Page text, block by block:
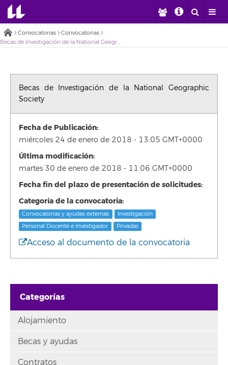
Convocatorias
Convocatorias
Becas de Investigación de la National Geographic Society
Becas de Investigación de la National Geographic
Society
Fecha de Publicación:
miércoles 24 de enero de 2018 - 13:05 GMT+0000
Última modificación:
martes 30 de enero de 2018 - 11:06 GMT+0000
Fecha fin del plazo de presentación de solicitudes:
Categoría de la convocatoria:
Convocatorias y ayudas externas
Investigación
Personal Docente e Investigador
Privadas
Acceso al documento de la convocatoria
Categorías
Alojamiento
Becas y ayudas
Contratos